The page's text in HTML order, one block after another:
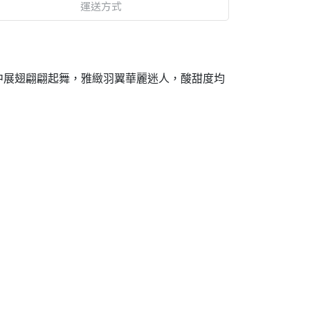
運送方式
翅翩翩起舞，雅緻羽翼華麗迷人，酸甜度均